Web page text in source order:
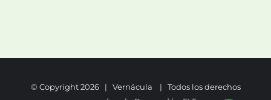
© Copyright2026 | Vernácula | Todos los derechos